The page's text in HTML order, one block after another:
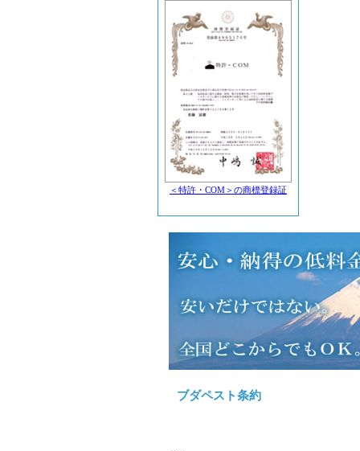
＜特許・COM＞の商標登録証
ブダペスト条約